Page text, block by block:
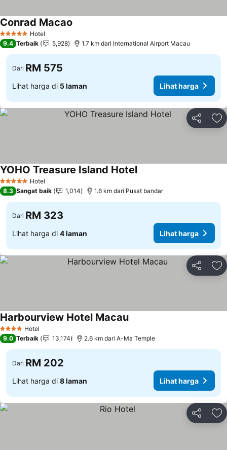
5 Bintang Hotel
Conrad Macao
9.4 Terbaik 5,928 1.7 km dari International Airport Macau
Dari RM 575
Lihat harga di 5 laman Lihat harga
Kongsi
5 Bintang Hotel
YOHO Treasure Island Hotel
8.3 Sangat baik 1,014 1.6 km dari Pusat bandar
Dari RM 323
Lihat harga di 4 laman Lihat harga
Kongsi
4 BintangHotel
Harbourview Hotel Macau
9.0 Terbaik 13,174 2.6 km dari A-Ma Temple
Dari RM 202
Lihat harga di 8 laman Lihat harga
Kongsi